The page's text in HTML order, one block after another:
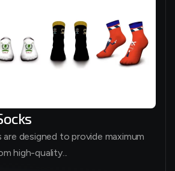
are designed to provide maximum
high-quality...